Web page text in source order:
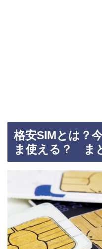
格安SIMとは？
ま使える？ ま